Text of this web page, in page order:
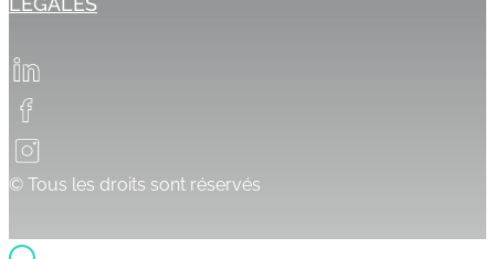
© Tous les droits sont réservés